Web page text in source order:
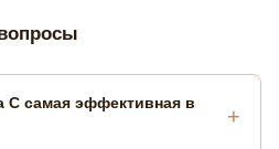
С самая эффективная в